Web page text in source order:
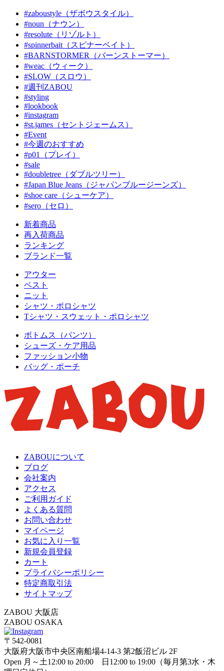
#zaboustyle（ザボウスタイル）
#noun（ナウン）
#resolute（リゾルト）
#spinnerbait（スピナーベイト）
#BARNSTORMER（バーンストーマー）
#weac（ウィーク）
#SLOW（スロウ）
#週刊ZABOU
#styling
#lookbook
#instagram
#st.james（セントジェームス）
#Event
#今週のおすすめ
#p01（プレイ）
#sale
#doubletree（ダブルツリー）
#Japan Blue Jeans（ジャパンブルージーンズ）
#shoe care（シューケア）
#sero（セロ）
新着商品
再入荷商品
ランキング
ブランド一覧
アウター
ベスト
ニット
シャツ・ポロシャツ
Tシャツ・スウェット・ポロシャツ
ボトムス（パンツ）
シューズ・ケア用品
ファッション小物
バッグ・ポーチ
ZABOUについて
ブログ
会社案内
アクセス
ご利用ガイド
よくある質問
お問い合わせ
マイページ
お気に入り一覧
新規会員登録
カート
プライバシーポリシー
特定商取引法
サイトマップ
ZABOU 大阪店
ZABOU OSAKA
〒542-0081
大阪府大阪市中央区南船場4-14-3 第2飯沼ビル 2F
Open 月～土12:00 to 20:00 日12:00 to 19:00（毎月第3水・木